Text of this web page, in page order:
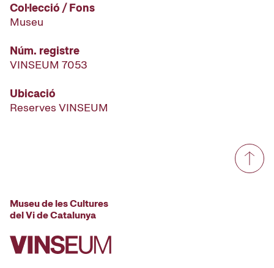
Col·lecció / Fons
Museu
Núm. registre
VINSEUM 7053
Ubicació
Reserves VINSEUM
Museu de les Cultures
del Vi de Catalunya